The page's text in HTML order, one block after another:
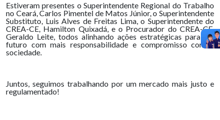
Estiveram presentes o Superintendente Regional do Trabalho
no Ceará, Carlos Pimentel de Matos Júnior, o Superintendente
Substituto, Luis Alves de Freitas Lima, o Superintendente do
CREA-CE, Hamilton Quixadá, e o Procurador do CREA-CE,
Geraldo Leite, todos alinhando ações estratégicas para um
futuro com mais responsabilidade e compromisso com a
sociedade.
Juntos, seguimos trabalhando por um mercado mais justo e
regulamentado!